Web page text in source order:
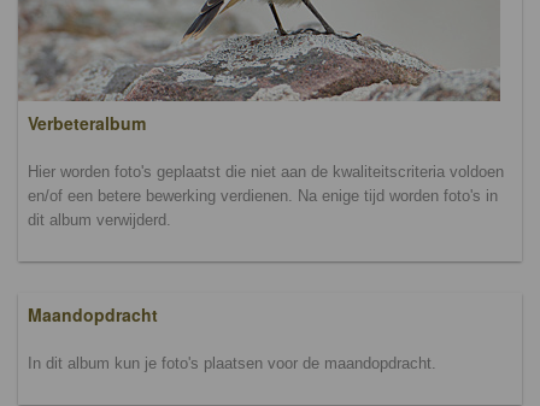
Verbeteralbum
Hier worden foto's geplaatst die niet aan de kwaliteitscriteria voldoen
en/of een betere bewerking verdienen. Na enige tijd worden foto's in
dit album verwijderd.
Maandopdracht
In dit album kun je foto's plaatsen voor de maandopdracht.